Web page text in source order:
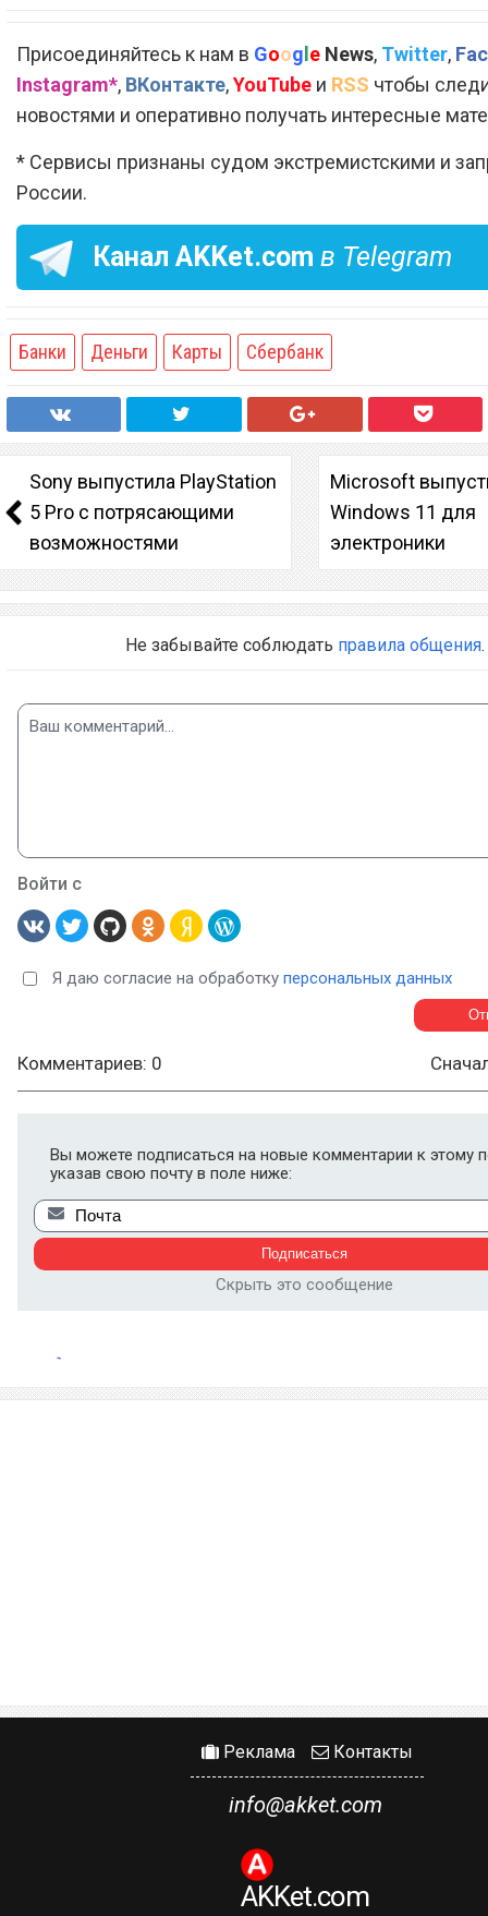
Присоединяйтесь к нам в Google News, Twitter,
Instagram*, ВКонтакте,YouTube и RSS чтобы
новостями и оперативно получать интересные
* Сервисы признаны судом экстремистскими и
России.
Канал AKKet.com в Telegram
Банки Деньги Карты Сбербанк
Sony выпустила PlayStation
5 Pro с потрясающими
возможностями
Microsoft
Windows 11 для
электроники
Не забывайте соблюдать правила общения.
Войти с
Я даю согласие на обработку персональных данных
Комментариев: 0
Вы можете подписаться на новые комментарии к этому
указав свою почту в поле ниже:
Скрыть это сообщение
Реклама Контакты
info@akket.com
AKKet.com